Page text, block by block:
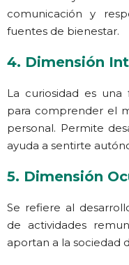
comunicación y
fuentes de bienestar.
4. Dimensión
La curiosidad es
para comprender el
personal. Permite
ayuda a sentirte
5. Dimensión
Se refiere al
de actividades
aportan a la sociedad